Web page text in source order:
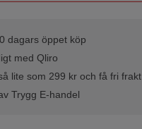
dagars öppet köp
med Qliro
lite som 299 kr och få fri frakt
Trygg E-handel